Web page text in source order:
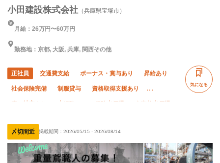
小田建設株式会社 （兵庫県宝塚市）
月給：26万円〜60万円
勤務地：京都, 大阪, 兵庫, 関西その他
正社員 交通費支給 ボーナス・賞与あり 昇給あり
社会保険完備 制服貸与 資格取得支援あり
年末年始休暇 車・バイク通勤OK 転勤なし
残業月10時間以下
気になる
〆切間近 掲載期間： 2026/05/15 - 2026/08/14